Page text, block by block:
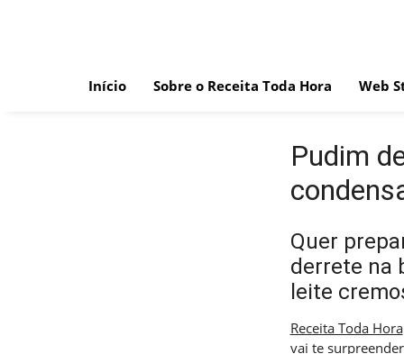
Início Sobre o Receita Toda Hora Web
Pudim
Quer
derrete na
leite
Receita Toda Hora
vai te surpreender